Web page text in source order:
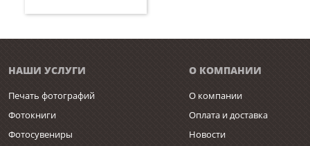
НАШИ УСЛУГИ
Печать фотографий
Фотокниги
Фотосувениры
О КОМПАНИИ
О компании
Оплата и доставка
Новости